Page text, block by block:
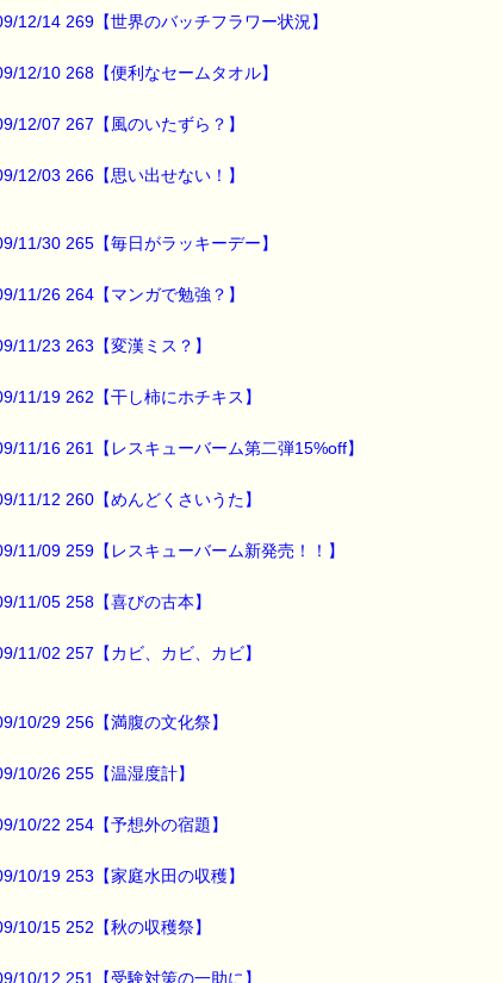
ーの黄色は
ンの色ですよね
と
ンなんだそうです。
薬として有名ですよねー （⌒▽⌒）
イスが多数入っているそうです。
でも
のルーの中には
ているんだとか・・・
トで検索してみると、
え症改善
ルツハイマー予防
ガン抑制
さん紹介されています。
見た中で
ス食品のページでした。
のある方はご覧くださいね。
ーを食べていれば
12/14 269【世界のバッチフラワー状況】
12/10 268【便利なセームタオル】
12/07 267【風のいたずら？】
12/03 266【思い出せない！】
11/30 265【毎日がラッキーデー】
11/26 264【マンガで勉強？】
11/23 263【変漢ミス？】
11/19 262【干し柿にホチキス】
11/16 261【レスキューバーム第二弾15%off】
11/12 260【めんどくさいうた】
11/09 259【レスキューバーム新発売！！】
11/05 258【喜びの古本】
11/02 257【カビ、カビ、カビ】
10/29 256【満腹の文化祭】
10/26 255【温湿度計】
10/22 254【予想外の宿題】
10/19 253【家庭水田の収穫】
10/15 252【秋の収穫祭】
10/12 251【受験対策の一助に】